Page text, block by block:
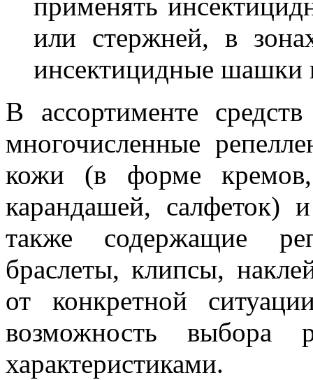
применять
или стержней, в
инсектицидные шашки
В ассортименте
многочисленные
кожи (в форме кремов,
карандашей, салфеток)
также содержащие
браслеты, клипсы,
от конкретной
возможность выбора
характеристиками.